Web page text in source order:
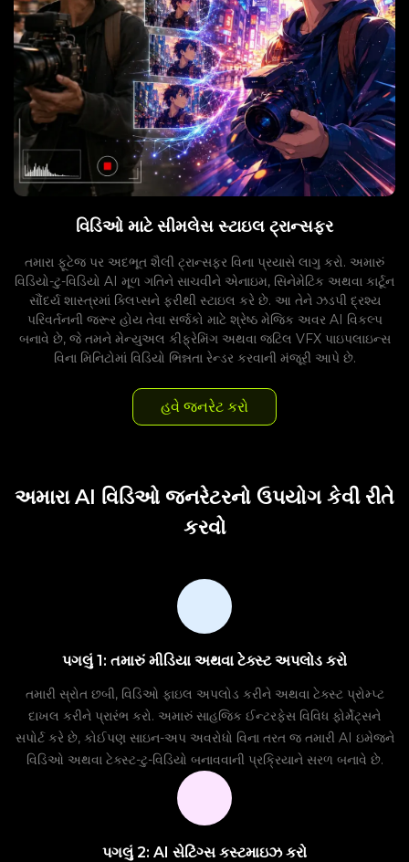
વિડિઓ માટે સીમલેસ સ્ટાઇલ ટ્રાન્સફર
તમારા ફૂટેજ પર અદભૂત શૈલી ટ્રાન્સફર વિના પ્રયાસે લાગુ કરો. અમારું
વિડિયો-ટુ-વિડિયો AI મૂળ ગતિને સાચવીને એનાઇમ, સિનેમેટિક અથવા કાર્ટૂન
સૌંદર્ય શાસ્ત્રમાં ક્લિપ્સને ફરીથી સ્ટાઇલ કરે છે. આ તેને ઝડપી દ્રશ્ય
પરિવર્તનની જરૂર હોય તેવા સર્જકો માટે શ્રેષ્ઠ મેજિક અવર AI વિકલ્પ
બનાવે છે, જે તમને મેન્યુઅલ કીફ્રેમિંગ અથવા જટિલ VFX પાઇપલાઇન્સ
વિના મિનિટોમાં વિડિયો ભિન્નતા રેન્ડર કરવાની મંજૂરી આપે છે.
હવે જનરેટ કરો
અમારા AI વિડિઓ જનરેટરનો ઉપયોગ કેવી રીતે
કરવો
પગલું 1: તમારું મીડિયા અથવા ટેક્સ્ટ અપલોડ કરો
તમારી સ્રોત છબી, વિડિઓ ફાઇલ અપલોડ કરીને અથવા ટેક્સ્ટ પ્રોમ્પ્ટ
દાખલ કરીને પ્રારંભ કરો. અમારું સાહજિક ઈન્ટરફેસ વિવિધ ફોર્મેટ્સને
સપોર્ટ કરે છે, કોઈપણ સાઇન-અપ અવરોધો વિના તરત જ તમારી AI ઇમેજને
વિડિઓ અથવા ટેક્સ્ટ-ટુ-વિડિયો બનાવવાની પ્રક્રિયાને સરળ બનાવે છે.
પગલું 2: AI સેટિંગ્સ કસ્ટમાઇઝ કરો